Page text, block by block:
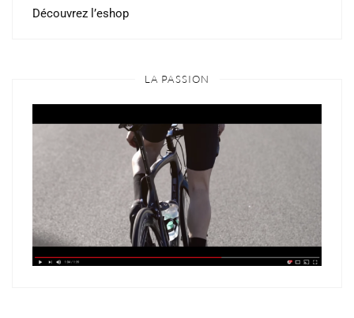
Découvrez l’eshop
LA PASSION